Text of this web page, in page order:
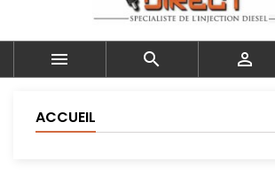
  
ACCUEIL